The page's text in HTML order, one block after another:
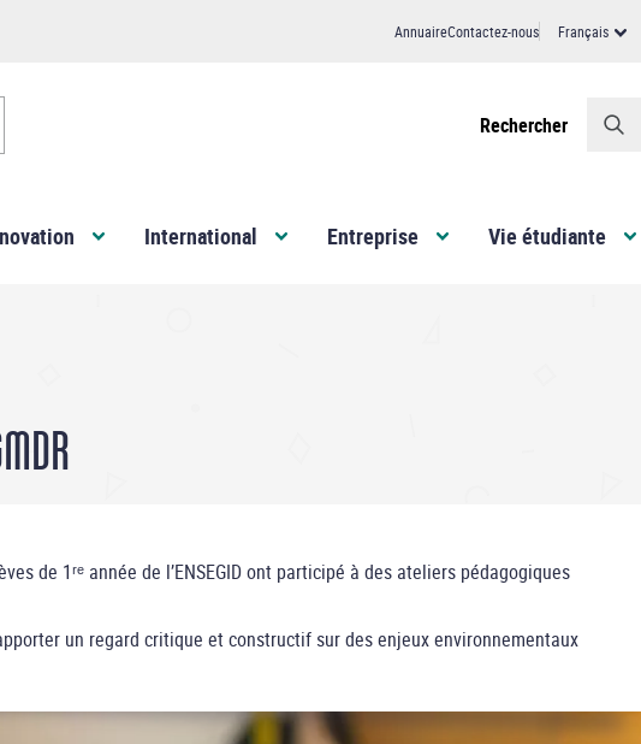
AnnuaireContactez-nous Français
Rechercher
International Entreprise Vie étudiante
de 1ʳᵉ année de l’ENSEGID ont participé à des ateliers pédagogiques
un regard critique et constructif sur des enjeux environnementaux